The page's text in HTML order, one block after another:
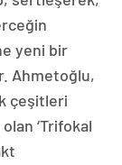
yeni bir
Ahmetoğlu,
çeşitleri
‘Trifokal